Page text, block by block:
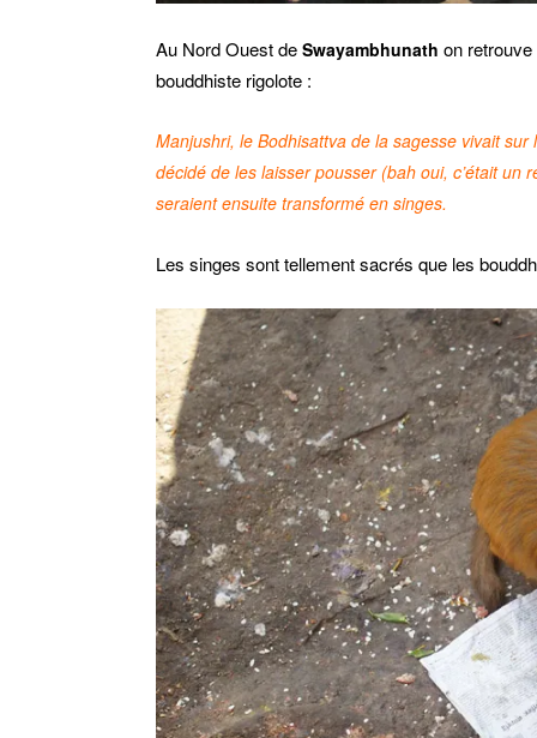
Au Nord Ouest de Swayambhunath on
bouddhiste rigolote :
Manjushri, le Bodhisattva de la sagesse vivait
décidé de les laisser pousser (bah oui, c’était
seraient ensuite transformé en singes.
Les singes sont tellement sacrés que les